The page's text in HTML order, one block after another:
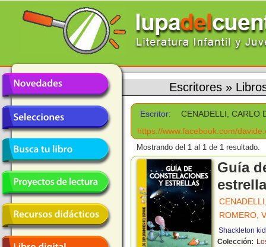
Escritores »
Escritor:
CENADELLI, CARLO
https://www.facebook.com/
Mostrando del 1 al 1 de 1 resultado.
Guía
ROMERO,
Shackleton
Colección: